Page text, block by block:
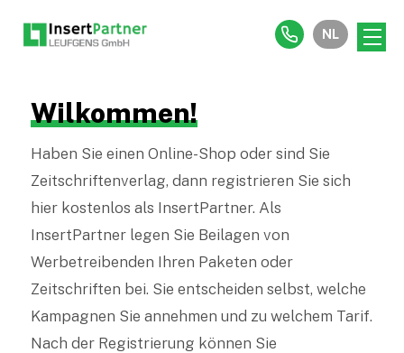
NL
Wilkommen!
Haben Sie einen Online-Shop oder sind Sie
Zeitschriftenverlag, dann registrieren Sie sich
hier kostenlos als InsertPartner. Als
InsertPartner legen Sie Beilagen von
Werbetreibenden Ihren Paketen oder
Zeitschriften bei. Sie entscheiden selbst, welche
Kampagnen Sie annehmen und zu welchem Tarif.
Nach der Registrierung können Sie